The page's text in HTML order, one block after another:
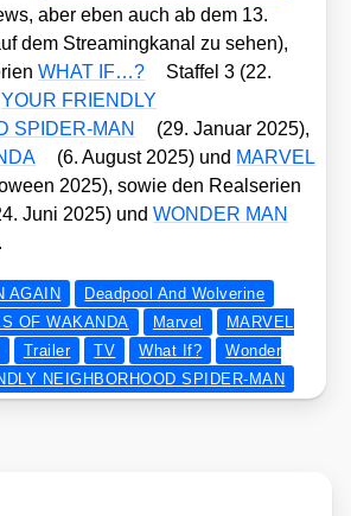
aber eben auch ab dem 13.
dem Strea­ming­ka­nal zu sehen),
WHAT IF…?
Staf­fel 3 (22.
YOUR FRIENDLY
SPIDER-MAN
(29. Janu­ar 2025),
(6. August 2025) und MARVEL
2025), sowie den Real­se­ri­en
Juni 2025) undWONDER MAN
AGAIN
Deadpool And Wolverine
OF WAKANDA Marvel
MARVEL
Trailer TV What If?
Wonder
NEIGHBORHOOD SPIDER-MAN